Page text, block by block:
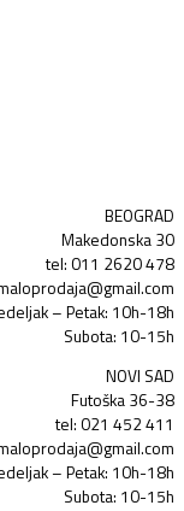
BEOGRAD
Makedonska 30
tel: 011 2620 478
– Petak: 10h-18h
Subota: 10-15h
NOVI SAD
Futoška 36-38
tel: 021 452 411
– Petak: 10h-18h
Subota: 10-15h